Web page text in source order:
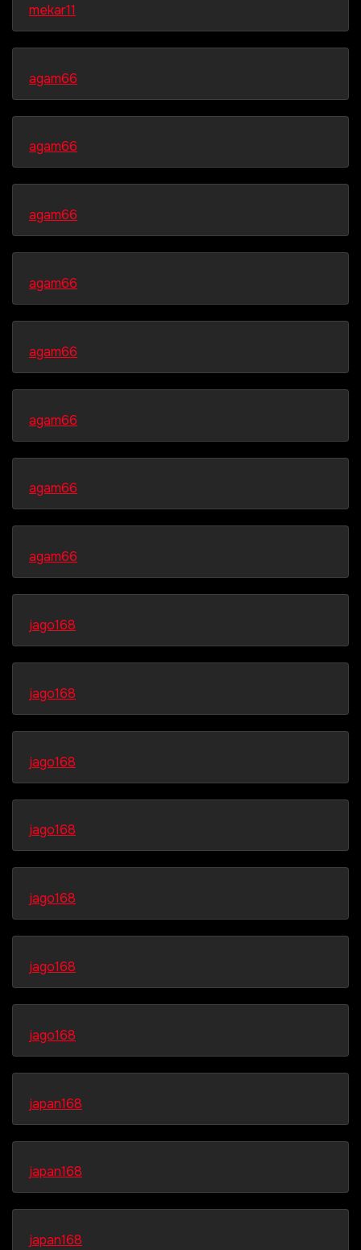
mekar11
agam66
agam66
agam66
agam66
agam66
agam66
agam66
agam66
jago168
jago168
jago168
jago168
jago168
jago168
jago168
japan168
japan168
japan168